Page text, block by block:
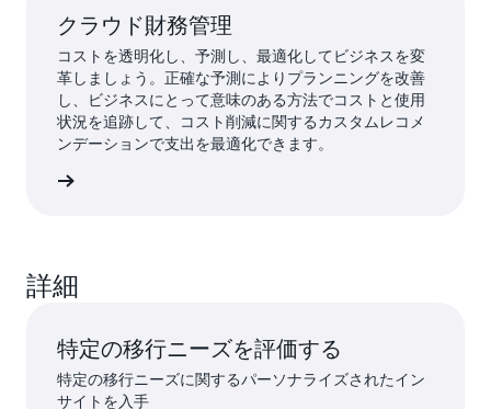
クラウド財務管理
コストを透明化し、予測し、最適化してビジネスを変
革しましょう。正確な予測によりプランニングを改善
し、ビジネスにとって意味のある方法でコストと使用
状況を追跡して、コスト削減に関するカスタムレコメ
ンデーションで支出を最適化できます。
詳細
特定の移行ニーズを評価する
特定の移行ニーズに関するパーソナライズされたイン
サイトを入手